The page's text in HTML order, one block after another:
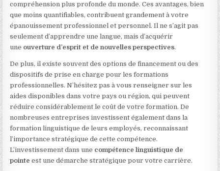
compréhension plus profonde du monde. Ces avantages, bien
que moins quantifiables, contribuent grandement à votre
épanouissement professionnel et personnel. Il ne s’agit pas
seulement d’apprendre une langue, mais d’acquérir
une ouverture d’esprit et de nouvelles perspectives.
De plus, il existe souvent des options de financement ou des
dispositifs de prise en charge pour les formations
professionnelles. N’hésitez pas à vous renseigner sur les
aides disponibles dans votre pays ou région, qui peuvent
réduire considérablement le coût de votre formation. De
nombreuses entreprises investissent également dans la
formation linguistique de leurs employés, reconnaissant
l’importance stratégique de cette compétence.
L’investissement dans une compétence linguistique de
pointe est une démarche stratégique pour votre carrière.